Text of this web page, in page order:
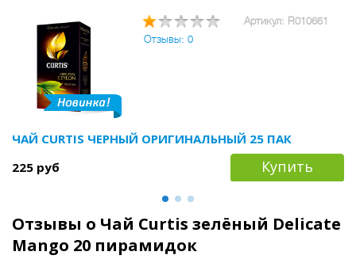
Артикул: R010661
Отзывы: 0
ЧАЙ CURTIS ЧЕРНЫЙ ОРИГИНАЛЬНЫЙ 25 ПАК
225 руб
Купить
Отзывы о Чай Curtis зелёный Delicate
Mango 20 пирамидок